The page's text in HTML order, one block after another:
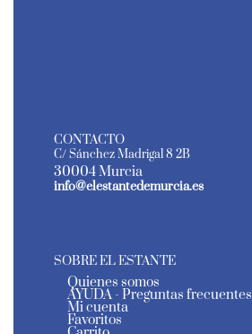
CONTACTO
C/ Sánchez Madrigal 8 2B
30004 Murcia
info@elestantedemurcia.es
SOBRE EL ESTANTE
Quienes somos
AYUDA - Preguntas frecuentes
Mi cuenta
Favoritos